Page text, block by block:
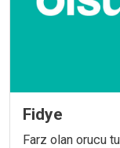
Fidye
Farz olan orucu